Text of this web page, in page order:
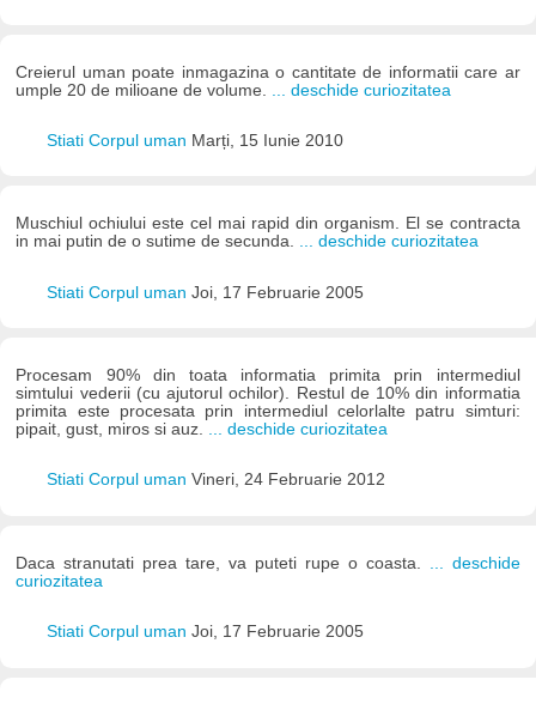
Creierul uman poate inmagazina o cantitate de informatii care ar
umple 20 de milioane de volume.
... deschide curiozitatea
Stiati Corpul uman Marți, 15 Iunie 2010
Muschiul ochiului este cel mai rapid din organism. El se contracta
in mai putin de o sutime de secunda. ... deschide curiozitatea
Stiati Corpul uman Joi, 17 Februarie 2005
Procesam 90% din toata informatia primita prin intermediul
simtului vederii (cu ajutorul ochilor). Restul de 10% din informatia
primita este procesata prin intermediul celorlalte patru simturi:
pipait, gust, miros si auz. ... deschide curiozitatea
Stiati Corpul uman Vineri, 24 Februarie 2012
Daca stranutati prea tare, va puteti rupe o coasta.
... deschide
curiozitatea
Stiati Corpul uman Joi, 17 Februarie 2005